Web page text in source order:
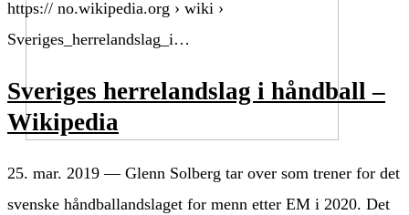
https:// no.wikipedia.org › wiki ›
Sveriges_herrelandslag_i…
Sveriges herrelandslag i håndball –
Wikipedia
25. mar. 2019 — Glenn Solberg tar over som trener for det
svenske håndballandslaget for menn etter EM i 2020. Det